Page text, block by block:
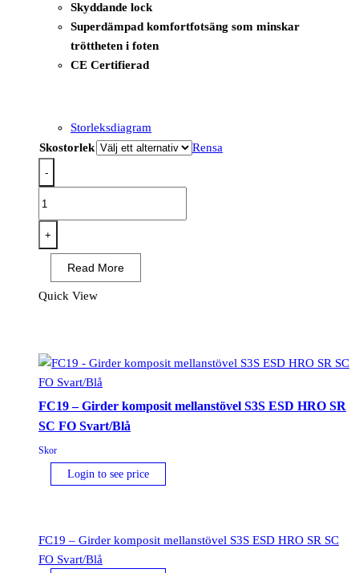
Skyddande lock
Superdämpad komfortfotsäng som minskar
tröttheten i foten
CE Certifierad
Storleksdiagram
Skostorlek
Rensa
-
Girder
komposit
mellanstövel
S3S
Svart/Grön
mängd
+
Read More
Quick View
FC19 – Girder komposit mellanstövel S3S ESD HRO SR
SC FO Svart/Blå
Skor
Login to see price
FC19 – Girder komposit mellanstövel S3S ESD HRO SR SC
FO Svart/Blå